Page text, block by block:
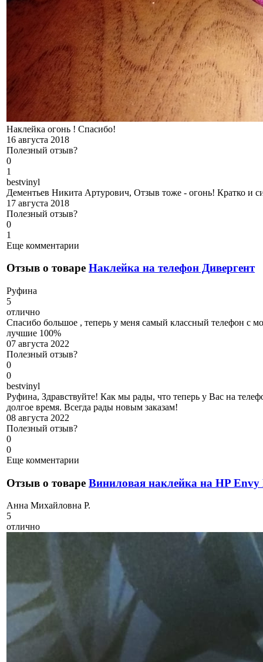
Наклейка огонь ! Спасибо!
16 августа 2018
Полезный отзыв?
0
1
bestvinyl
Дементьев Никита Артурович, Отзыв тоже - огонь! Кратко и
17 августа 2018
Полезный отзыв?
0
1
Еще комментарии
Отзыв о товаре Наклейка на телефон Дивергент
Руфина
5
отлично
Спасибо большое , теперь у меня самый классный телефон с
лучшие 100%
07 августа 2022
Полезный отзыв?
0
0
bestvinyl
Руфина, Здравствуйте! Как мы рады, что теперь у Вас на
долгое время. Всегда рады новым заказам!
08 августа 2022
Полезный отзыв?
0
0
Еще комментарии
Отзыв о товаре Виниловая наклейка на HP Envy
Анна Михайловна Р.
5
отлично